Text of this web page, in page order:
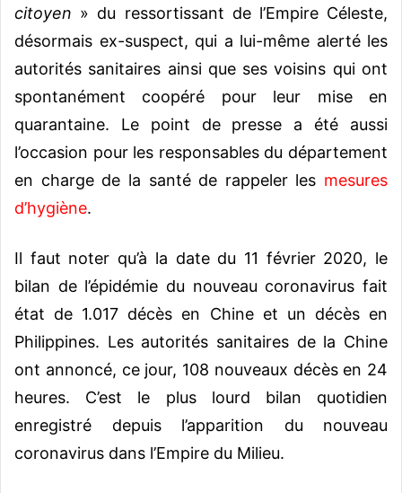
citoyen » du ressortissant de l’Empire Céleste,
désormais ex-suspect, qui a lui-même alerté les
autorités sanitaires ainsi que ses voisins qui ont
spontanément coopéré pour leur mise en
quarantaine. Le point de presse a été aussi
l’occasion pour les responsables du département
en charge de la santé de rappeler les mesures
d’hygiène.
Il faut noter qu’à la date du 11 février 2020, le
bilan de l’épidémie du nouveau coronavirus fait
état de 1.017 décès en Chine et un décès en
Philippines. Les autorités sanitaires de la Chine
ont annoncé, ce jour, 108 nouveaux décès en 24
heures. C’est le plus lourd bilan quotidien
enregistré depuis l’apparition du nouveau
coronavirus dans l’Empire du Milieu.